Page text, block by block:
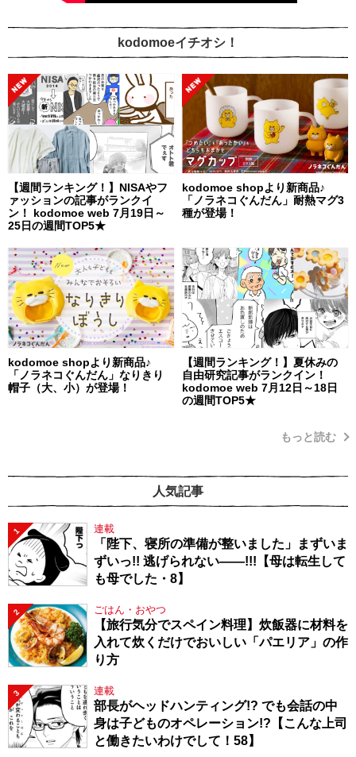
kodomoeイチオシ！
【週間ランキング！】NISAやフ
ァッションの記事がランクイ
ン！ kodomoe web 7月19日～
25日の週間TOP5★
kodomoe shopより新商品♪
「ノラネコぐんだん」耐熱マグ3
種が登場！
kodomoe shopより新商品♪
「ノラネコぐんだん」なりきり
帽子（大、小）が登場！
【週間ランキング！】夏休みの
自由研究記事がランクイン！
kodomoe web 7月12日～18日
の週間TOP5★
もっと読む
人気記事
1 連載
「陛下、寝所の準備が整いました」まずいま
ずいっ!! 逃げられない――!!!【母は転生して
も母でした・8】
2 ごはん・おやつ
【旅行気分でスペイン料理】炊飯器に材料を
入れて炊くだけでおいしい「パエリア」の作
り方
3 連載
部長がヘッドハンティング!? でも会話の中
身は子どものオペレーション!?【こんな上司
と働きたいわけでして！58】